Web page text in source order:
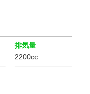
る
排気量
2200cc